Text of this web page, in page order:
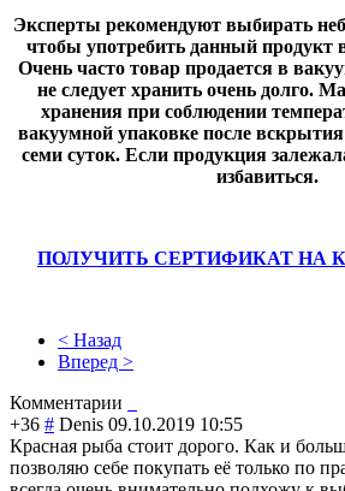
Эксперты рекомендуют выбирать
чтобы употребить данный продукт
Очень часто товар продается в
не следует хранить очень долго.
хранения при соблюдении
вакуумной упаковке после вскрытия
семи суток. Если продукция
избавиться.
ПОЛУЧИТЬ СЕРТИФИКАТ НА
< Назад
Вперед >
Комментарии
+36 # Denis 09.10.2019 10:55
Красная рыба стоит дорого. Как и
позволяю себе покупать её только по